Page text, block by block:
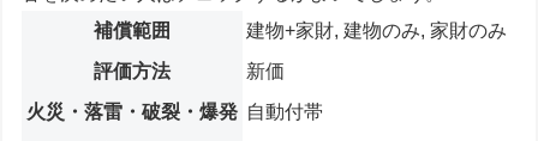
補償範囲
建物+家財, 建物のみ, 家財のみ
評価方法
新価
火災・落雷・破裂・爆発 自動付帯